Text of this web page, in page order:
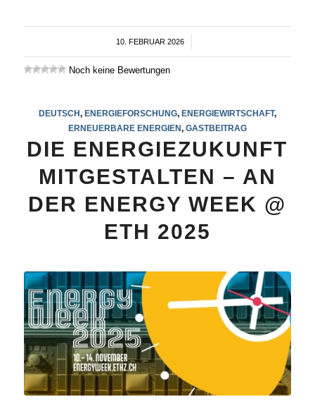
10. FEBRUAR 2026
/
Noch keine Bewertungen
DEUTSCH, ENERGIEFORSCHUNG, ENERGIEWIRTSCHAFT,
ERNEUERBARE ENERGIEN, GASTBEITRAG
DIE ENERGIEZUKUNFT
MITGESTALTEN – AN
DER ENERGY WEEK @
ETH 2025